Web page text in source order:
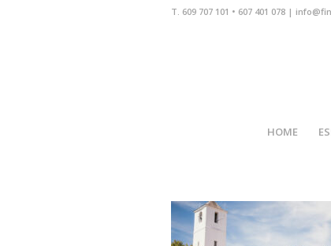
T. 609 707 101 • 607 401 078 |
HOME